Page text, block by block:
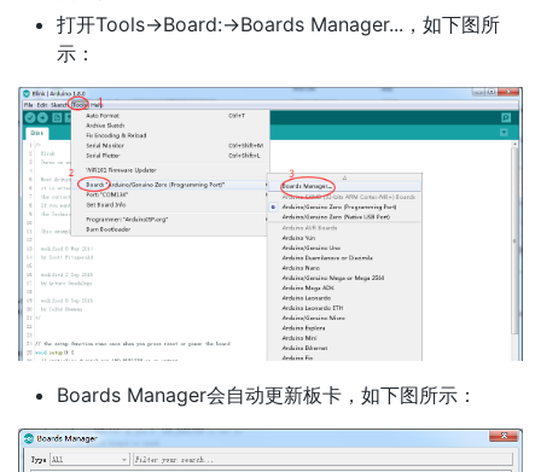
打开Tools->Board:->Boards Manager...，如下图所
示：
Boards Manager会自动更新板卡，如下图所示：